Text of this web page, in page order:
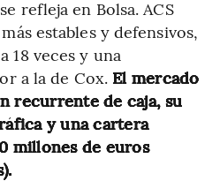
refleja en Bolsa. ACS
estables y defensivos,
18 veces y una
a la de Cox. El mercado
recurrente de caja, su
y una cartera
millones de euros